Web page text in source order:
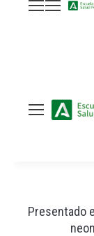
Presentado